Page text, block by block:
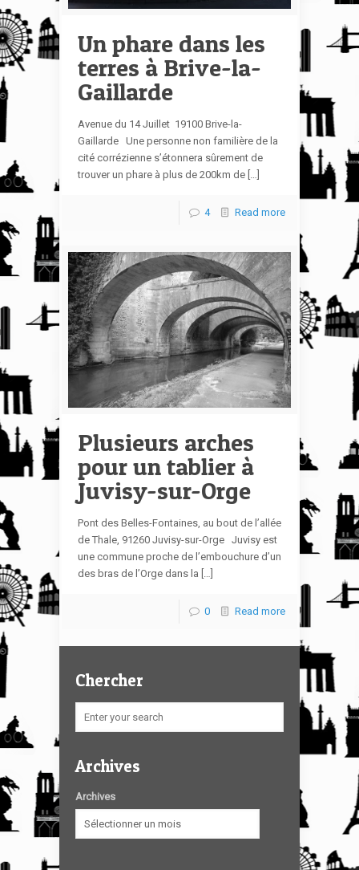
Un phare dans les
terres à Brive-la-
Gaillarde
Avenue du 14 Juillet 19100 Brive-la-
Gaillarde Une personne non familière de la
cité corrézienne s’étonnera sûrement de
trouver un phare à plus de 200km de […]
4 Read more
Plusieurs arches
pour un tablier à
Juvisy-sur-Orge
Pont des Belles-Fontaines, au bout de l’allée
de Thale, 91260 Juvisy-sur-Orge Juvisy est
une commune proche de l’embouchure d’un
des bras de l’Orge dans la […]
0 Read more
Chercher
Archives
Archives